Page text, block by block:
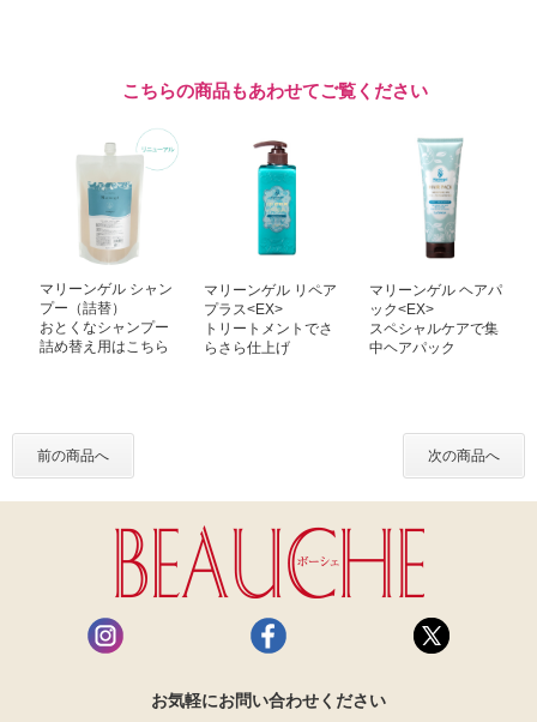
こちらの商品もあわせてご覧ください
マリーンゲル シャン
プー（詰替）
おとくなシャンプー
詰め替え用はこちら
マリーンゲル リペア
プラス<EX>
トリートメントでさ
らさら仕上げ
マリーンゲル ヘアパ
ック<EX>
スペシャルケアで集
中ヘアパック
前の商品へ 次の商品へ
お気軽にお問い合わせください